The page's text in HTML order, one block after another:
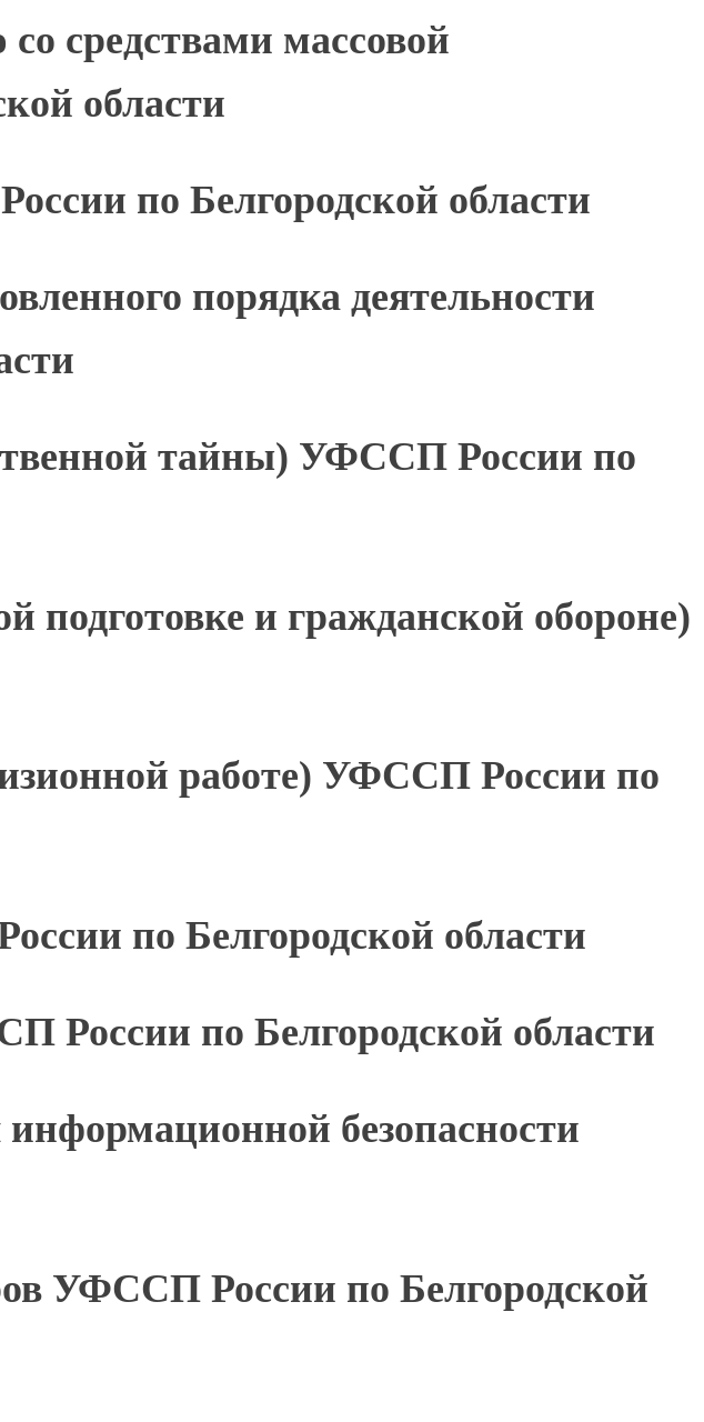
средствами массовой
области
по Белгородской области
порядка деятельности
тайны) УФССП России по
подготовке и гражданской обороне)
работе) УФССП России по
по Белгородской области
России по Белгородской области
безопасности
УФССП России по Белгородской